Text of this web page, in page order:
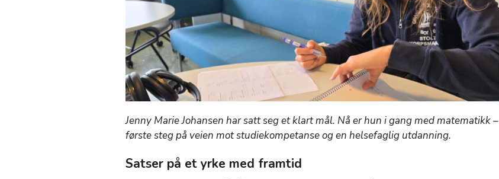
Jenny Marie Johansen har satt seg et klart mål. Nå er hun i gang med matematikk –
første steg på veien mot studiekompetanse og en helsefaglig utdanning.
Satser på et yrke med framtid